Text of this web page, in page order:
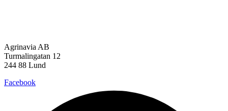
Agrinavia AB
Turmalingatan 12
244 88 Lund
Facebook